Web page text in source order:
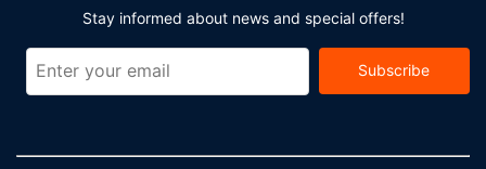
Stay informed about news and special offers!
Subscribe